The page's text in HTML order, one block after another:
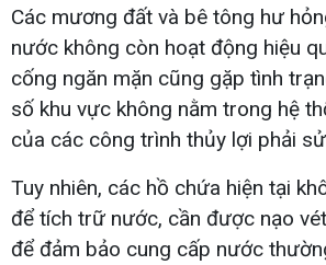
Các mương đất và bê tông hư
nước không còn hoạt động hiệu
cống ngăn mặn cũng gặp tình
số khu vực không nằm trong hệ
của các công trình thủy lợi phải
Tuy nhiên, các hồ chứa hiện tại
để tích trữ nước, cần được nạo
để đảm bảo cung cấp nước